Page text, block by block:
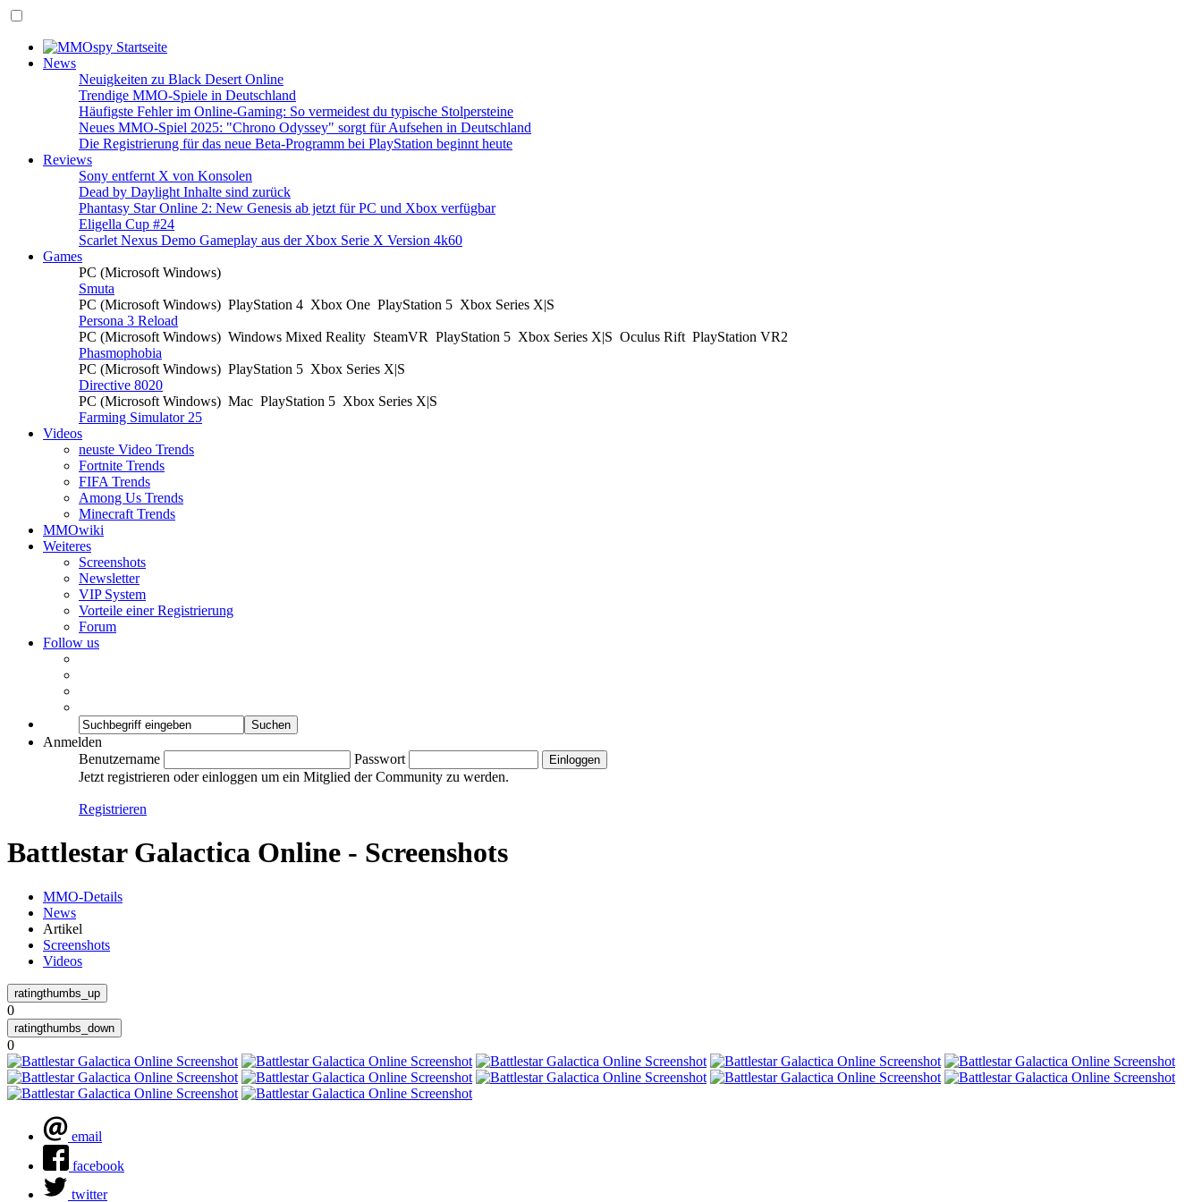
News
Neuigkeiten zu Black Desert Online
Trendige MMO-Spiele in Deutschland
Häufigste Fehler im Online-Gaming: So vermeidest du typische Stolpersteine
Neues MMO-Spiel 2025: "Chrono Odyssey" sorgt für Aufsehen in Deutschland
Die Registrierung für das neue Beta-Programm bei PlayStation beginnt heute
Reviews
Sony entfernt X von Konsolen
Dead by Daylight Inhalte sind zurück
Phantasy Star Online 2: New Genesis ab jetzt für PC und Xbox verfügbar
Eligella Cup #24
Scarlet Nexus Demo Gameplay aus der Xbox Serie X Version 4k60
Games
PC (Microsoft Windows)
Smuta
PC (Microsoft Windows) PlayStation 4 Xbox One PlayStation 5 Xbox Series X|S
Persona 3 Reload
PC (Microsoft Windows) Windows Mixed Reality SteamVR PlayStation 5 Xbox Series X|S Oculus Rift PlayStation VR2
Phasmophobia
PC (Microsoft Windows) PlayStation 5 Xbox Series X|S
Directive 8020
PC (Microsoft Windows) Mac PlayStation 5 Xbox Series X|S
Farming Simulator 25
Videos
neuste Video Trends
Fortnite Trends
FIFA Trends
Among Us Trends
Minecraft Trends
MMOwiki
Weiteres
Screenshots
Newsletter
VIP System
Vorteile einer Registrierung
Forum
Follow us
Anmelden
Benutzername
Passwort
Jetzt registrieren oder einloggen um ein Mitglied der Community zu werden.
Registrieren
Battlestar Galactica Online - Screenshots
MMO-Details
News
Artikel
Screenshots
Videos
0
0
email
facebook
twitter